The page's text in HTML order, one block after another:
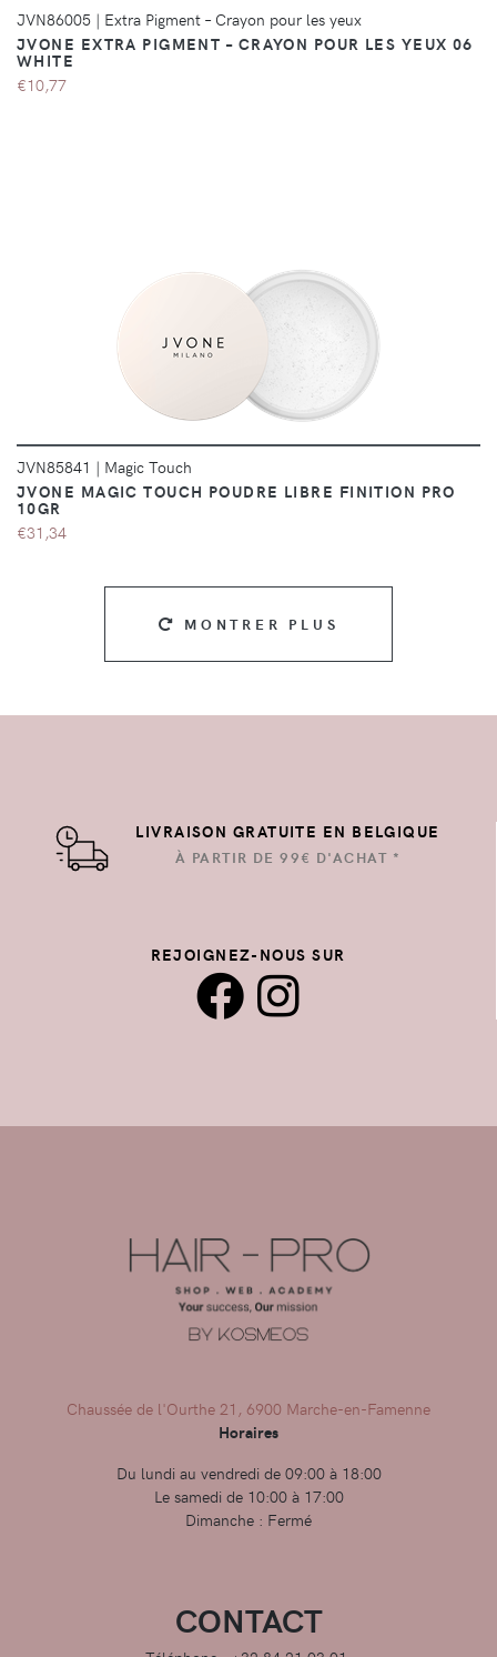
JVN86005 | Extra Pigment – Crayon pour les yeux
JVONE EXTRA PIGMENT – CRAYON POUR LES YEUX 06
WHITE
€10,77
DÉTAILS
JVN85841 | Magic Touch
JVONE MAGIC TOUCH POUDRE LIBRE FINITION PRO
10GR
€31,34
MONTRER PLUS
LIVRAISON GRATUITE EN BELGIQUE
À PARTIR DE 99€ D'ACHAT *
REJOIGNEZ-NOUS SUR
Chaussée de l'Ourthe 21, 6900 Marche-en-Famenne
Horaires
Du lundi au vendredi de 09:00 à 18:00
Le samedi de 10:00 à 17:00
Dimanche : Fermé
CONTACT